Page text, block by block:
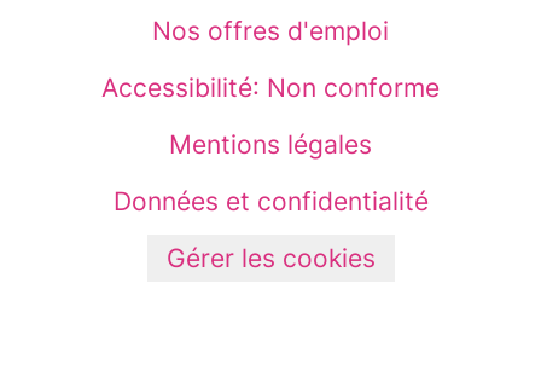
Nos offres d'emploi
Accessibilité: Non conforme
Mentions légales
Données et confidentialité
Gérer les cookies